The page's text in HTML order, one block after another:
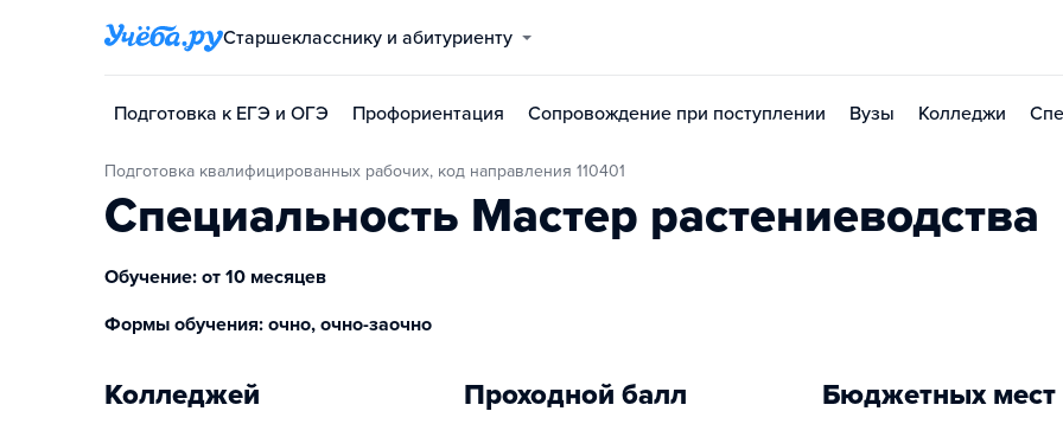
Старшекласснику и абитуриенту
Подготовка к ЕГЭ и ОГЭ Профориентация Сопровождение при поступлении Вузы Колледжи
Подготовка квалифицированных рабочих, код направления 110401
Специальность Мастер растениеводства
Обучение: от 10 месяцев
Формы обучения: очно, очно-заочно
Колледжей Проходной балл Бюджетных мест